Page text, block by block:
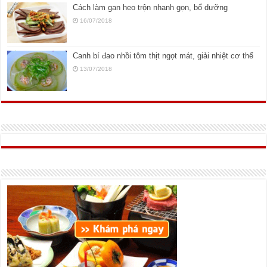
Cách làm gan heo trộn nhanh gọn, bổ dưỡng
16/07/2018
Canh bí đao nhồi tôm thịt ngọt mát, giải nhiệt cơ thể
13/07/2018